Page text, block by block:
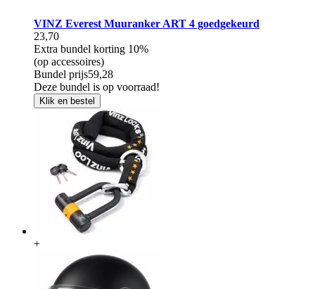
VINZ Everest Muuranker ART 4 goedgekeurd
23,70
Extra bundel korting 10%
(op accessoires)
Bundel prijs59,28
Deze bundel is op voorraad!
Klik en bestel
+